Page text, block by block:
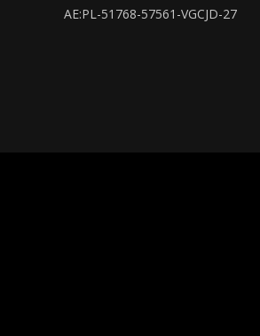
AE:PL-51768-57561-VGCJD-27